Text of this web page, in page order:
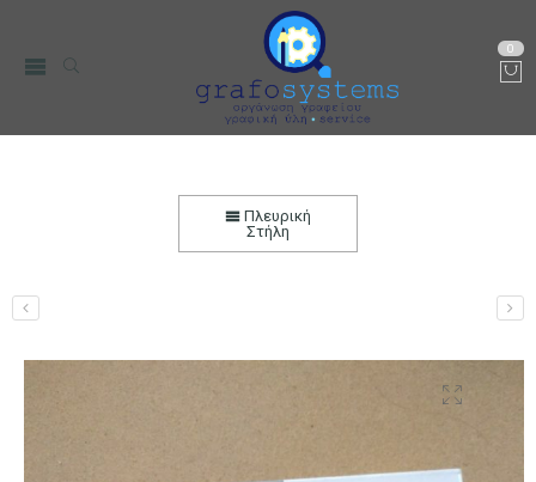
0
Χαρτικά-Είδη Γραφείου
Συρραπτικές-Αποσυρραπτικές
Πλευρική
Στήλη